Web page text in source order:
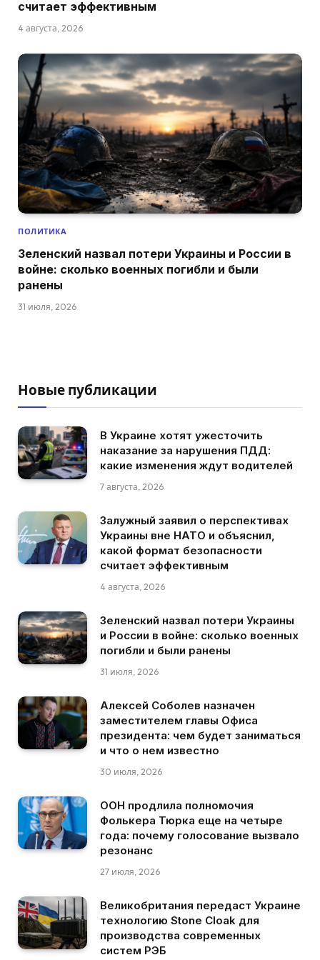
считает эффективным
4 августа, 2026
ПОЛИТИКА
Зеленский назвал потери Украины и России в
войне: сколько военных погибли и были
ранены
31 июля, 2026
Новые публикации
В Украине хотят ужесточить
наказание за нарушения ПДД:
какие изменения ждут водителей
7 августа, 2026
Залужный заявил о перспективах
Украины вне НАТО и объяснил,
какой формат безопасности
считает эффективным
4 августа, 2026
Зеленский назвал потери Украины
и России в войне: сколько военных
погибли и были ранены
31 июля, 2026
Алексей Соболев назначен
заместителем главы Офиса
президента: чем будет заниматься
и что о нем известно
30 июля, 2026
ООН продлила полномочия
Фолькера Тюрка еще на четыре
года: почему голосование вызвало
резонанс
27 июля, 2026
Великобритания передаст Украине
технологию Stone Cloak для
производства современных
систем РЭБ